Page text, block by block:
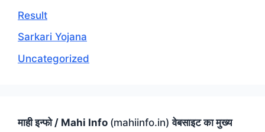
Result
Sarkari Yojana
Uncategorized
माही इन्फो / Mahi Info (mahiinfo.in)वेबसाइट का मुख्य